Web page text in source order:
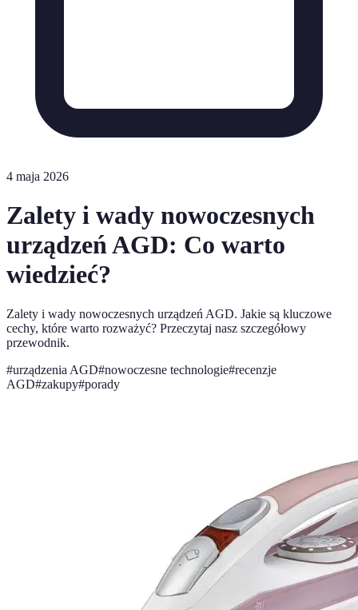
4 maja 2026
Zalety i wady nowoczesnych
urządzeń AGD: Co warto
wiedzieć?
Zalety i wady nowoczesnych urządzeń AGD. Jakie są kluczowe
cechy, które warto rozważyć? Przeczytaj nasz szczegółowy
przewodnik.
#urządzenia AGD#nowoczesne technologie#recenzje
AGD#zakupy#porady